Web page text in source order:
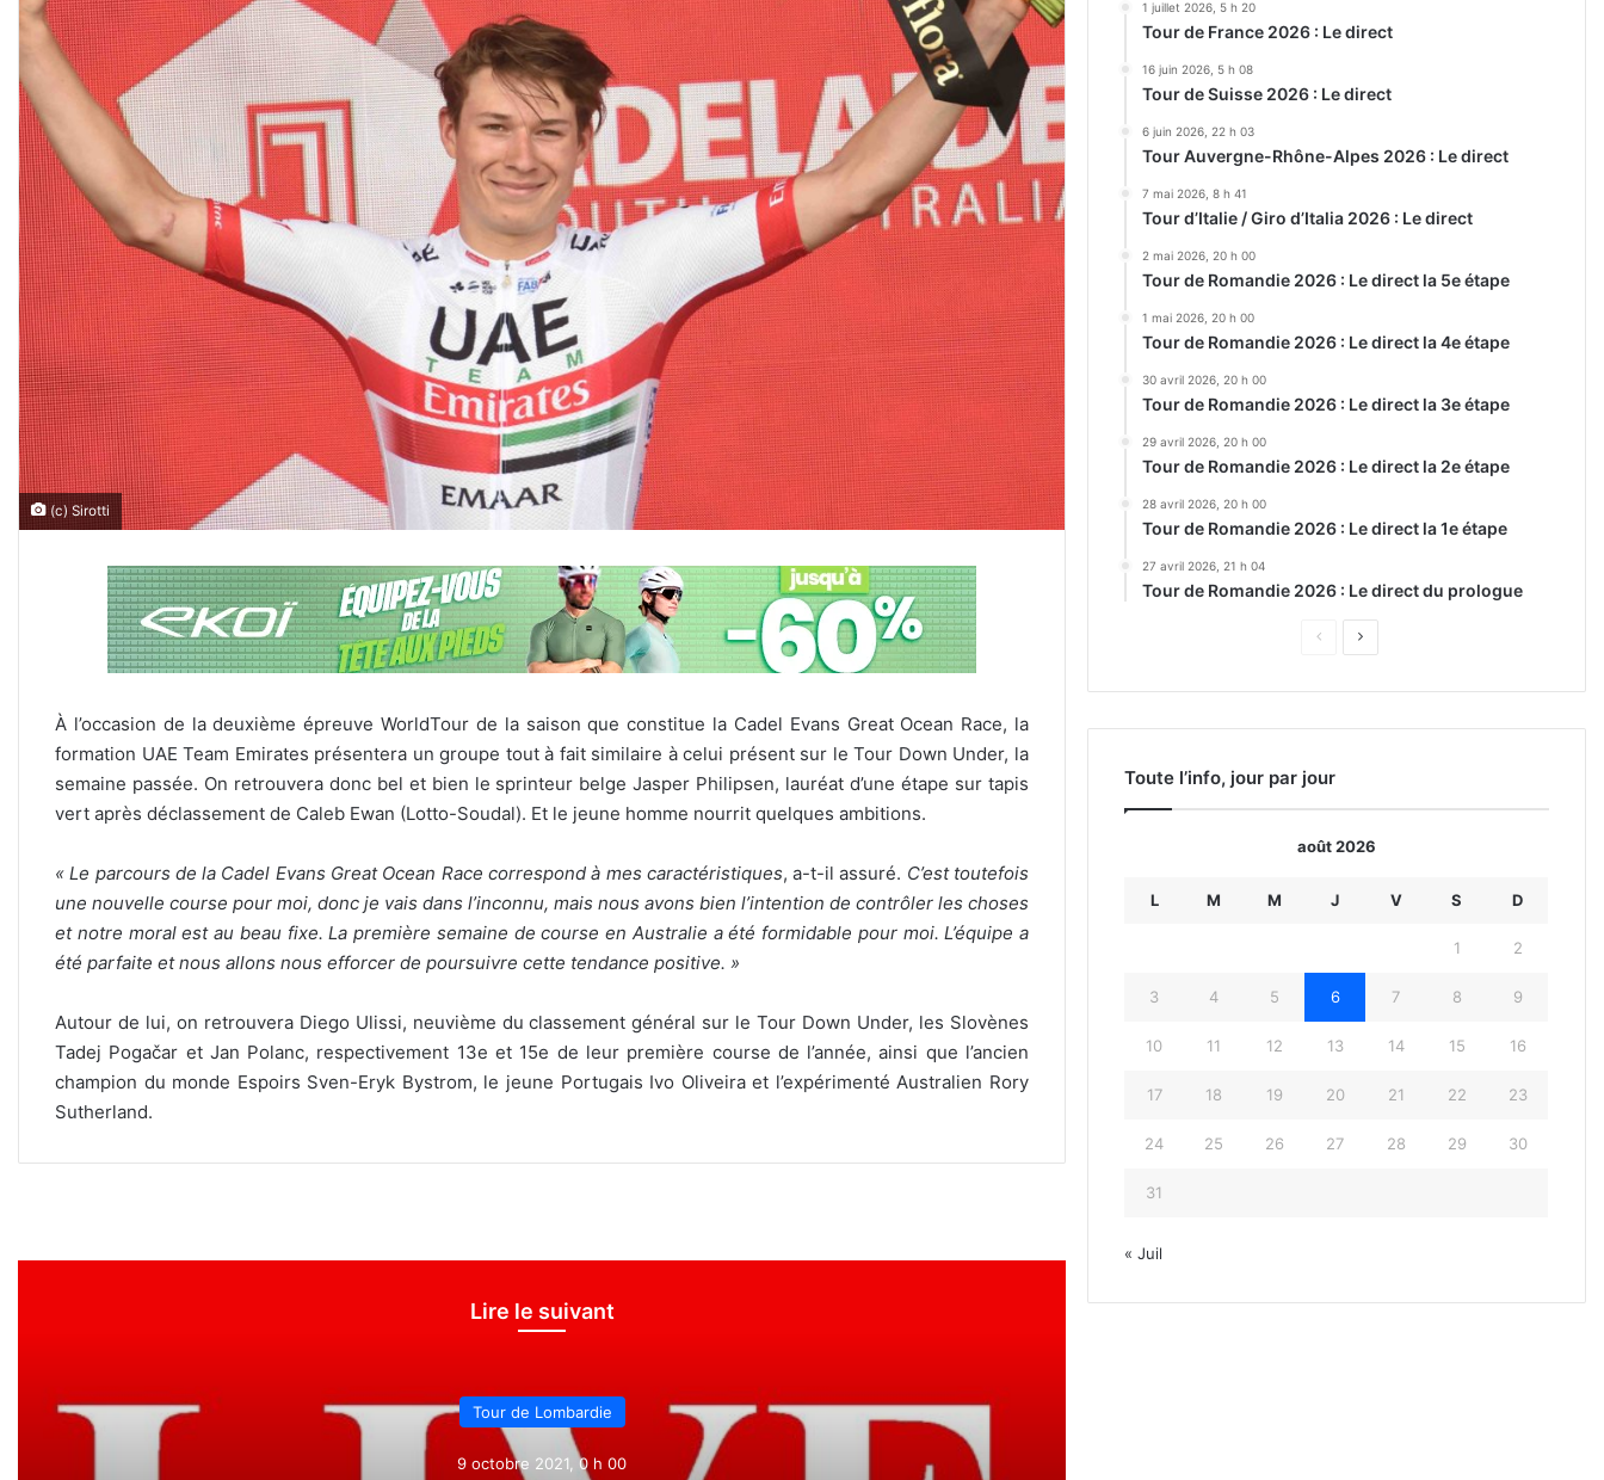
(c) Sirotti
À l’occasion de la deuxième épreuve WorldTour de la saison que constitue la Cadel Evans Great Ocean Race, la
formation UAE Team Emirates présentera un groupe tout à fait similaire à celui présent sur le Tour Down Under, la
semaine passée. On retrouvera donc bel et bien le sprinteur belge Jasper Philipsen, lauréat d’une étape sur tapis
vert après déclassement de Caleb Ewan (Lotto-Soudal). Et le jeune homme nourrit quelques ambitions.
« Le parcours de la Cadel Evans Great Ocean Race correspond à mes caractéristiques, a-t-il assuré. C’est toutefois
une nouvelle course pour moi, donc je vais dans l’inconnu, mais nous avons bien l’intention de contrôler les choses
et notre moral est au beau fixe. La première semaine de course en Australie a été formidable pour moi. L’équipe a
été parfaite et nous allons nous efforcer de poursuivre cette tendance positive. »
Autour de lui, on retrouvera Diego Ulissi, neuvième du classement général sur le Tour Down Under, les Slovènes
Tadej Pogačar et Jan Polanc, respectivement 13e et 15e de leur première course de l’année, ainsi que l’ancien
champion du monde Espoirs Sven-Eryk Bystrom, le jeune Portugais Ivo Oliveira et l’expérimenté Australien Rory
Sutherland.
Lire le suivant
Tour de Lombardie
9 octobre 2021, 0 h 00
1 juillet 2026, 5 h 20
Tour de France 2026 : Le direct
16 juin 2026, 5 h 08
Tour de Suisse 2026 : Le direct
6 juin 2026, 22 h 03
Tour Auvergne-Rhône-Alpes 2026 : Le direct
7 mai 2026, 8 h 41
Tour d’Italie / Giro d’Italia 2026 : Le direct
2 mai 2026, 20 h 00
Tour de Romandie 2026 : Le direct la 5e étape
1 mai 2026, 20 h 00
Tour de Romandie 2026 : Le direct la 4e étape
30 avril 2026, 20 h 00
Tour de Romandie 2026 : Le direct la 3e étape
29 avril 2026, 20 h 00
Tour de Romandie 2026 : Le direct la 2e étape
28 avril 2026, 20 h 00
Tour de Romandie 2026 : Le direct la 1e étape
27 avril 2026, 21 h 04
Tour de Romandie 2026 : Le direct du prologue
Page
Page
Toute l’info, jour par jour
août 2026
L M M J V S D
1 2
3 4 5 6 7 8 9
10 11 12 13 14 15 16
17 18 19 20 21 22 23
24 25 26 27 28 29 30
31
« Juil